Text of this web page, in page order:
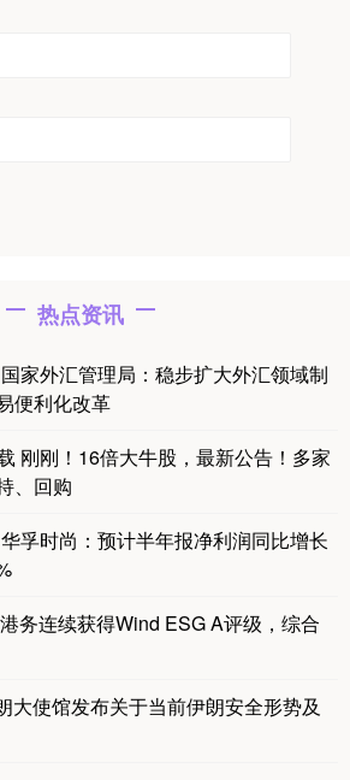
热点资讯
家外汇管理局：稳步扩大外汇领域制
便利化改革
刚刚！16倍大牛股，最新公告！多家
、回购
孚时尚：预计半年报净利润同比增长
务连续获得Wind ESG A评级，综合
大使馆发布关于当前伊朗安全形势及